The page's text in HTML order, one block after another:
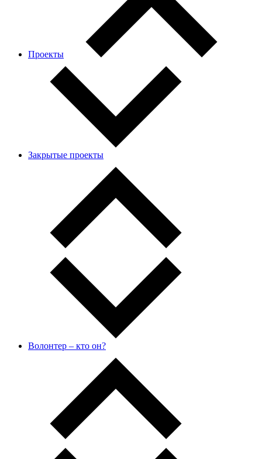
Проекты
Закрытые проекты
Волонтер – кто он?